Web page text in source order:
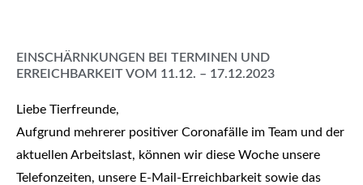
EINSCHÄRNKUNGEN BEI TERMINEN UND
ERREICHBARKEIT VOM 11.12. – 17.12.2023
Liebe Tierfreunde,
Aufgrund mehrerer positiver Coronafälle im Team und der
aktuellen Arbeitslast, können wir diese Woche unsere
Telefonzeiten, unsere E-Mail-Erreichbarkeit sowie das